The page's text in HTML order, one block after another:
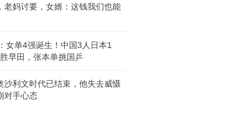
老妈讨要，女婿：这钱我们也能
女单4强诞生！中国3人日本1
早田，张本单挑国乒
沙利文时代已结束，他失去威慑
对手心态